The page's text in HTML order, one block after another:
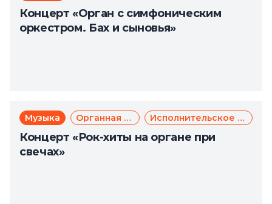
Концерт «Орган с симфоническим
оркестром. Бах и сыновья»
Музыка Органная музыка Исполнительское искусство
Концерт «Рок-хиты на органе при
свечах»